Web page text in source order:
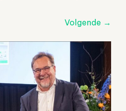
Volgende →